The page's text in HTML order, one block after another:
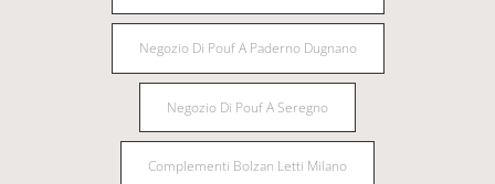
Negozio Di Pouf A Paderno Dugnano
Negozio Di Pouf A Seregno
Complementi Bolzan Letti Milano